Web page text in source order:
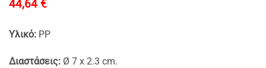
44,64 €
Υλικό: PP
Διαστάσεις: Ø 7 x 2.3 cm.